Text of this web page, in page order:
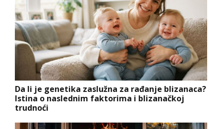
Da li je genetika zaslužna za rađanje blizanaca?
Istina o naslednim faktorima i blizanačkoj
trudnoći